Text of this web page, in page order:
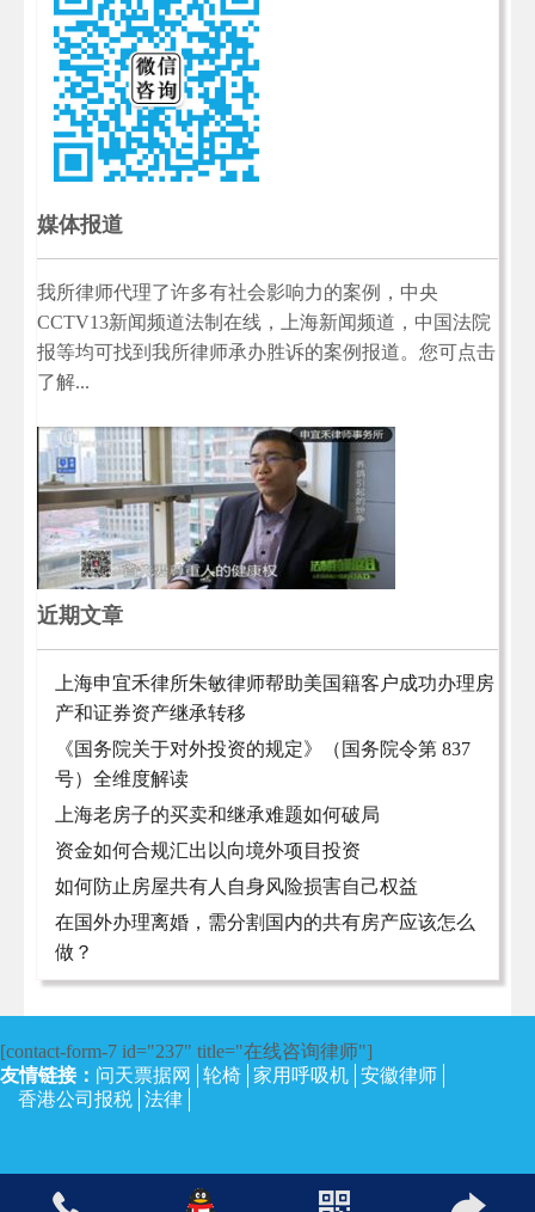
媒体报道
我所律师代理了许多有社会影响力的案例，中央
CCTV13新闻频道法制在线，上海新闻频道，中国法院
报等均可找到我所律师承办胜诉的案例报道。您可点击
了解...
近期文章
上海申宜禾律所朱敏律师帮助美国籍客户成功办理房
产和证券资产继承转移
《国务院关于对外投资的规定》（国务院令第 837
号）全维度解读
上海老房子的买卖和继承难题如何破局
资金如何合规汇出以向境外项目投资
如何防止房屋共有人自身风险损害自己权益
在国外办理离婚，需分割国内的共有房产应该怎么
做？
[contact-form-7 id="237" title="在线咨询律师"]
友情链接： 问天票据网 轮椅 家用呼吸机 安徽律师
香港公司报税 法律
沪ICP备13002673号-4| 上海律师网 2017 | 保留所有权利。